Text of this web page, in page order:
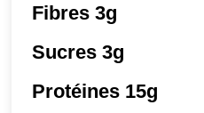
Fibres 3g
Sucres 3g
Protéines 15g